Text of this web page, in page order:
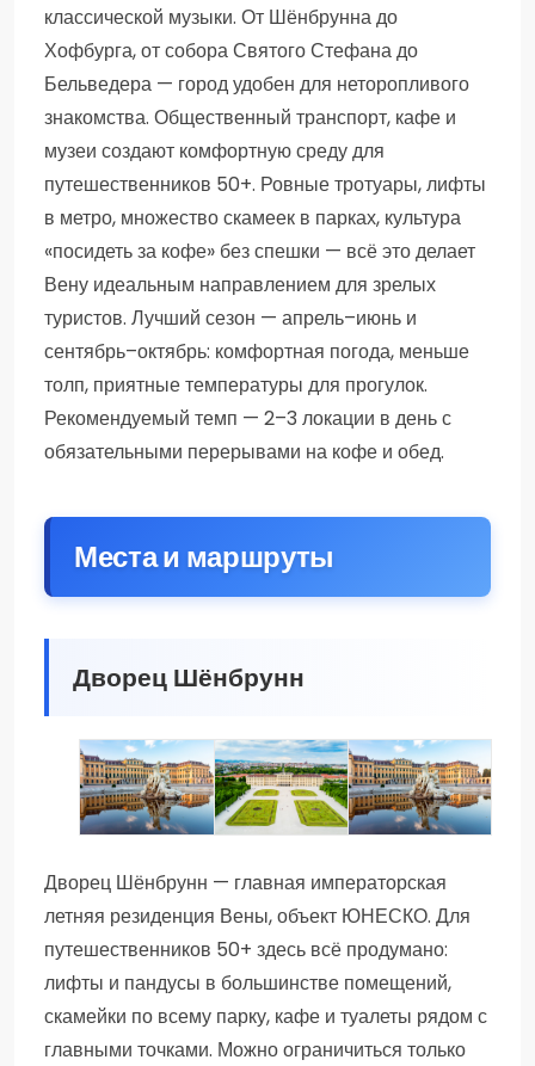
классической музыки. От Шёнбрунна до
Хофбурга, от собора Святого Стефана до
Бельведера — город удобен для неторопливого
знакомства. Общественный транспорт, кафе и
музеи создают комфортную среду для
путешественников 50+. Ровные тротуары, лифты
в метро, множество скамеек в парках, культура
«посидеть за кофе» без спешки — всё это делает
Вену идеальным направлением для зрелых
туристов. Лучший сезон — апрель–июнь и
сентябрь–октябрь: комфортная погода, меньше
толп, приятные температуры для прогулок.
Рекомендуемый темп — 2–3 локации в день с
обязательными перерывами на кофе и обед.
Места и маршруты
Дворец Шёнбрунн
ДВОРЕЦ ШЁНБРУНН:ЭКСКУРСИЯ ВО ДВОРЕЦПОСЕЩЕНИЕ ЛЕТНЕЙ
ИМПЕРАТОРОВ — ДВОРЦА
ШЁНБРУНН
Дворец Шёнбрунн — главная императорская
летняя резиденция Вены, объект ЮНЕСКО. Для
путешественников 50+ здесь всё продумано:
лифты и пандусы в большинстве помещений,
скамейки по всему парку, кафе и туалеты рядом с
главными точками. Можно ограничиться только